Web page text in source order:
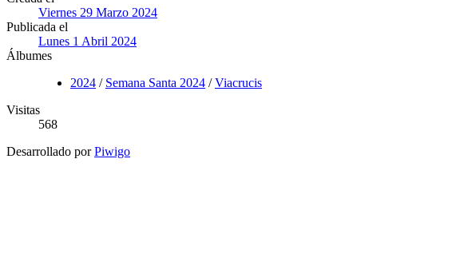
Viernes 29 Marzo 2024
Publicada el
Lunes 1 Abril 2024
Álbumes
2024 / Semana Santa 2024 /Viacrucis
Visitas
568
Desarrollado porPiwigo